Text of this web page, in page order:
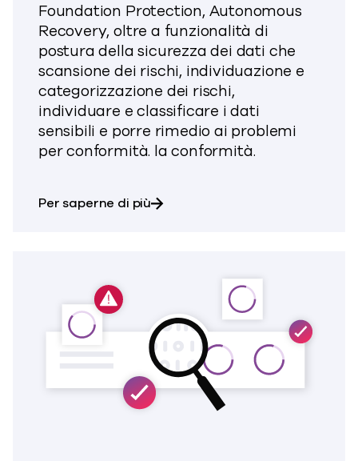
Foundation Protection, Autonomous
Recovery, oltre a funzionalità di
postura della sicurezza dei dati che
scansione dei rischi, individuazione e
categorizzazione dei rischi,
individuare e classificare i dati
sensibili e porre rimedio ai problemi
perconformità. la conformità.
Per saperne di piùsulla resilienza informatica